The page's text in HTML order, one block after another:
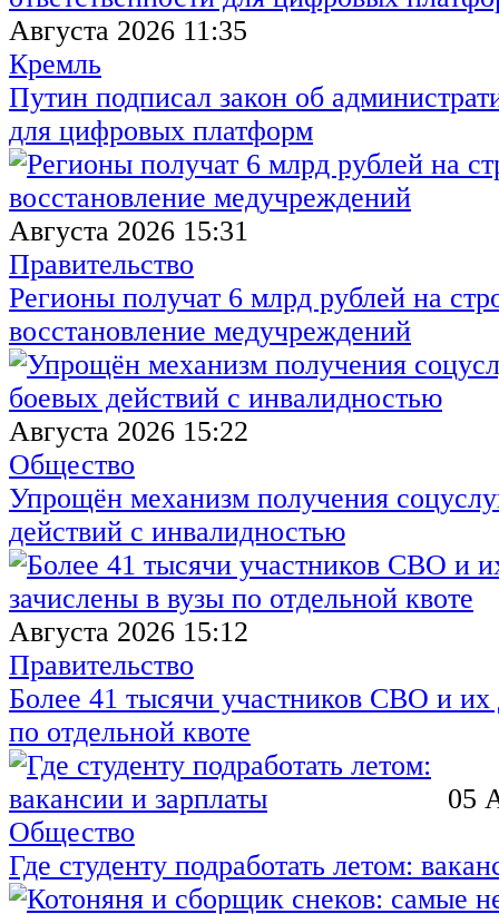
Августа 2026 11:35
Кремль
Путин подписал закон об
для цифровых платформ
Августа 2026 15:31
Правительство
Регионы получат 6 млрд рублей на
восстановление медучреждений
Августа 2026 15:22
Общество
Упрощён механизм получения
действий с инвалидностью
Августа 2026 15:12
Правительство
Более 41 тысячи участников СВО и их
по отдельной квоте
05
Общество
Где студенту подработать летом: